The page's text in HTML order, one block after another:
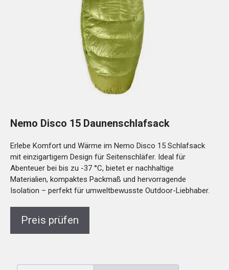
Nemo Disco 15 Daunenschlafsack
Erlebe Komfort und Wärme im Nemo Disco 15 Schlafsack
mit einzigartigem Design für Seitenschläfer. Ideal für
Abenteuer bei bis zu -37 °C, bietet er nachhaltige
Materialien, kompaktes Packmaß und hervorragende
Isolation – perfekt für umweltbewusste Outdoor-Liebhaber.
Preis prüfen